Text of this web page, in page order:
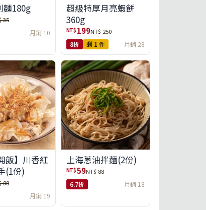
麵180g
35
月銷 10
超級特厚月亮蝦餅
360g
NT$ 199NT$ 250
8折 剩 1 件 月銷 28
飯】川香紅
(1份)
88
月銷 19
上海蔥油拌麵(2份)
NT$59NT$ 88
6.7折 月銷 18